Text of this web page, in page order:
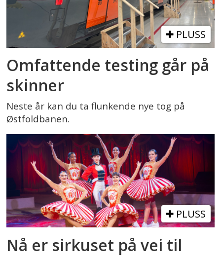
PLUSS
Omfattende testing går på
skinner
Neste år kan du ta flunkende nye tog på
Østfoldbanen.
PLUSS
Nå er sirkuset på vei til